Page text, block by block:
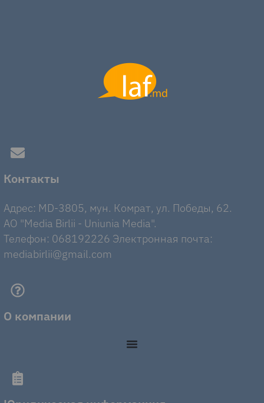
Контакты
Адрес: MD-3805, мун. Комрат, ул. Победы, 62.
AO "Media Birlii - Uniunia Media".
Телефон: 068192226 Электронная почта:
mediabirlii@gmail.com
О компании